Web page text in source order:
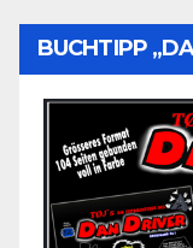
BUCHTIPP